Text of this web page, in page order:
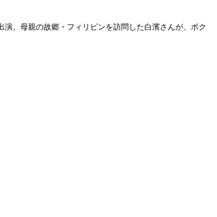
。母親の故郷・フィリピンを訪問した白濱さんが、ボク